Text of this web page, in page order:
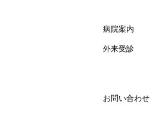
病院案内
外来受診
お問い合わせ